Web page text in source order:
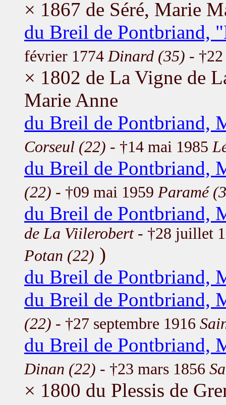
× 1867 de Séré, Marie
du Breil de Pontbriand,
février 1774 Dinard (35) -
× 1802 de La Vigne de
Marie Anne
du Breil de Pontbriand,
Corseul (22) - †14 mai 1985
du Breil de Pontbriand,
(22) - †09 mai 1959 Paramé
du Breil de Pontbriand,
de La Viilerobert- †28 juillet
Potan (22) )
du Breil de Pontbriand,
du Breil de Pontbriand,
(22) - †27 septembre 1916
du Breil de Pontbriand,
Dinan (22) - †23 mars 1856
× 1800 du Plessis de